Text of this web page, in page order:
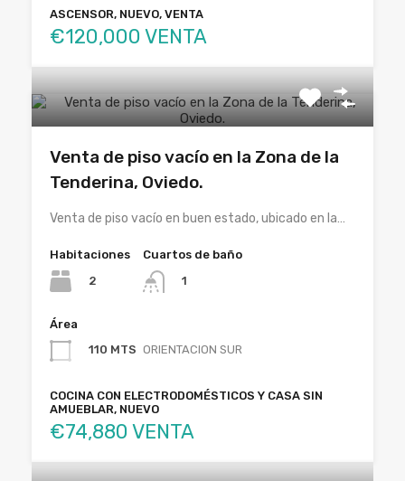
ASCENSOR, NUEVO, VENTA
€120,000 VENTA
Venta de piso vacío en la Zona de la
Tenderina, Oviedo.
Venta de piso vacío en buen estado, ubicado en la…
Habitaciones
2
Cuartos de baño
1
Área
110 MTS ORIENTACION SUR
COCINA CON ELECTRODOMÉSTICOS Y CASA SIN
AMUEBLAR, NUEVO
€74,880 VENTA